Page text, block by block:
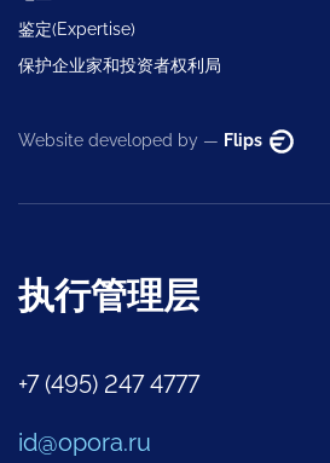
鉴定(Expertise)
保护企业家和投资者权利局
Website developed by — Flips
执行管理层
+7 (495) 247 4777
id@opora.ru